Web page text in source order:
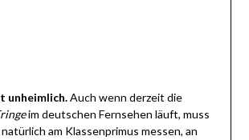
unheimlich.Auch wenn derzeit die
im deutschen Fernsehen läuft, muss
am Klassenprimus messen, an